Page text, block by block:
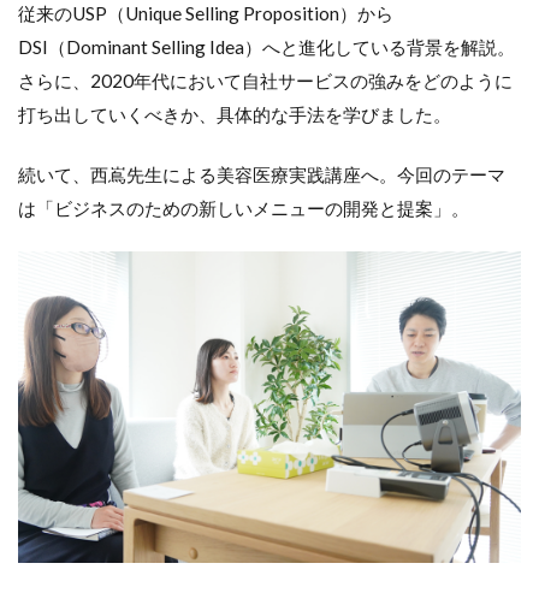
従来のUSP（Unique Selling Proposition）から
DSI（Dominant Selling Idea）へと進化している背景を解説。
さらに、2020年代において自社サービスの強みをどのように
打ち出していくべきか、具体的な手法を学びました。
続いて、西嶌先生による美容医療実践講座へ。今回のテーマ
は「ビジネスのための新しいメニューの開発と提案」。